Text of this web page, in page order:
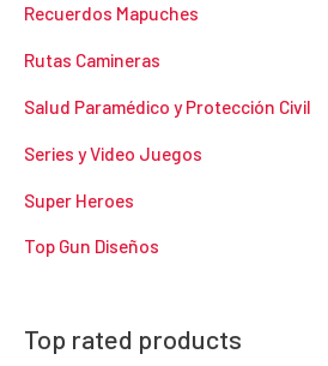
Recuerdos Mapuches
Rutas Camineras
Salud Paramédico y Protección Civil
Series y Video Juegos
Super Heroes
Top Gun Diseños
Top rated products